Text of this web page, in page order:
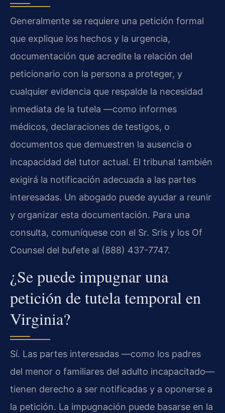
Generalmente se requiere una petición formal
que explique los hechos y la urgencia,
documentación que acredite la relación del
peticionario con la persona a proteger, y
cualquier evidencia que respalde la necesidad
inmediata de la tutela —como informes
médicos, declaraciones de testigos, o
documentos que demuestren la ausencia o
incapacidad del tutor actual. El tribunal también
exigirá la notificación adecuada a las partes
interesadas. Un abogado puede ayudar a reunir
y organizar esta documentación. Para una
consulta, comuníquese con el Sr. Sris y los Of
Counsel del bufete al (888) 437-7747.
¿Se puede impugnar una
petición de tutela temporal en
Virginia?
Sí. Las partes interesadas —como los padres
del menor o familiares del adulto incapacitado—
tienen derecho a ser notificadas y a oponerse a
la petición. La impugnación puede basarse en la